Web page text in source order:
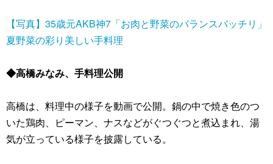
【写真】35歳元AKB神7「お肉と野菜のバランスバッチリ」
夏野菜の彩り美しい手料理
◆高橋みなみ、手料理公開
高橋は、料理中の様子を動画で公開。鍋の中で焼き色のつ
いた鶏肉、ピーマン、ナスなどがぐつぐつと煮込まれ、湯
気が立っている様子を披露している。